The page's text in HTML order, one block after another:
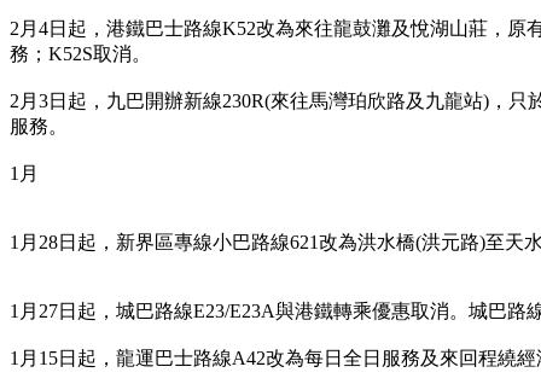
2月4日起，港鐵巴士路線K52改為來往龍鼓灘及悅湖山莊，
務；K52S取消。
2月3日起，九巴開辦新線230R(來往馬灣珀欣路及九龍站)，
服務。
1月
1月28日起，新界區專線小巴路線621改為洪水橋(洪元路)至天
1月27日起，城巴路線E23/E23A與港鐵轉乘優惠取消。城巴
1月15日起，龍運巴士路線A42改為每日全日服務及來回程繞